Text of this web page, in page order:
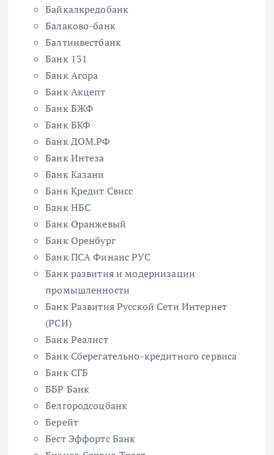
Байкалкредобанк
Балаково-банк
Балтинвестбанк
Банк 131
Банк Агора
Банк Акцепт
Банк БЖФ
Банк БКФ
Банк ДОМ.РФ
Банк Интеза
Банк Казани
Банк Кредит Свисс
Банк НБС
Банк Оранжевый
Банк Оренбург
Банк ПСА Финанс РУС
Банк развития и модернизации
промышленности
Банк Развития Русской Сети Интернет
(РСИ)
Банк Реалист
Банк Сберегательно-кредитного сервиса
Банк СГБ
ББР Банк
Белгородсоцбанк
Берейт
Бест Эффортс Банк